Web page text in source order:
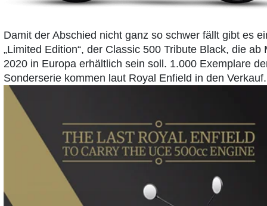
Damit der Abschied nicht ganz so schwer fällt gibt es
„Limited Edition“, der Classic 500 Tribute Black, die ab
2020 in Europa erhältlich sein soll. 1.000 Exemplare
Sonderserie kommen laut Royal Enfield in den Verkauf.